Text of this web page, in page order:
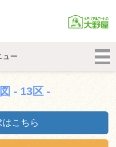
ュー
- 13区 -
こちら